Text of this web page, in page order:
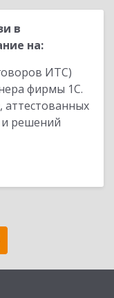
в
на:
ИТС)
фирмы 1С.
аттестованных
и решений